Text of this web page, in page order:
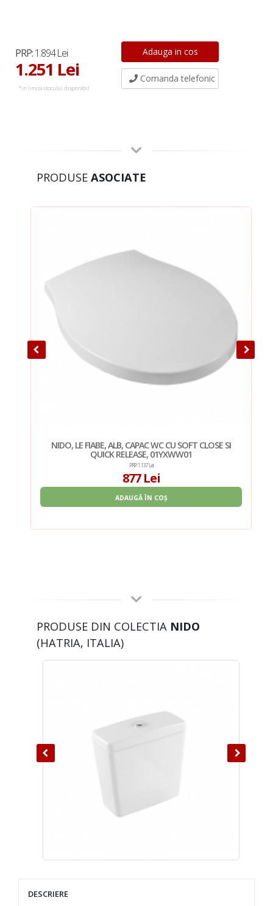
PRP:1.894 Lei
1.251 Lei
*in limita stocului disponibil
Comanda telefonic
PRODUSE ASOCIATE
NIDO, LE FIABE, ALB, CAPAC WC CU SOFT CLOSE SI
QUICK RELEASE, 01YXWW01
PRP: 1.137 Lei
877 Lei
ADAUGĂ ÎN COȘ
PRODUSE DIN COLECTIA NIDO
(HATRIA, ITALIA)
DESCRIERE